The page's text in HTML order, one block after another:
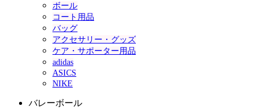
ボール
コート用品
バッグ
アクセサリー・グッズ
ケア・サポーター用品
adidas
ASICS
NIKE
バレーボール